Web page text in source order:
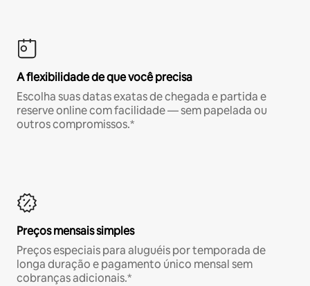
A flexibilidade de que você precisa
Escolha suas datas exatas de chegada e partida e
reserve online com facilidade — sem papelada ou
outros compromissos.*
Preços mensais simples
Preços especiais para aluguéis por temporada de
longa duração e pagamento único mensal sem
cobranças adicionais.*